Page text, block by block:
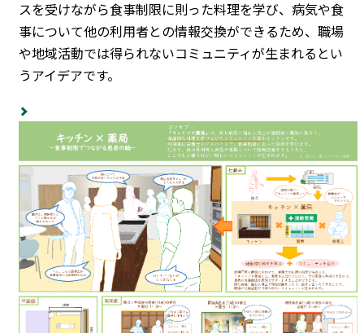
スを受けながら食事制限に則った料理を学び、病気や食
事について他の利用者との情報交換ができるため、職場
や地域活動では得られないコミュニティが生まれるとい
うアイデアです。